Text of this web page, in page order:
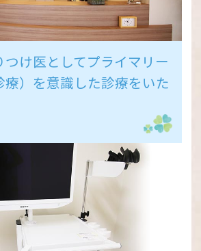
お持ちの方）
発熱、せき、鼻水など）
症状が発生しているか
ただきますので、事前にお
上、ご連絡いただきますと
る患者様にはご迷惑をおか
ざいませんが、円滑な診療
、皆様のご協力の程よろし
け医としてプライマリー
療）を意識した診療をいた